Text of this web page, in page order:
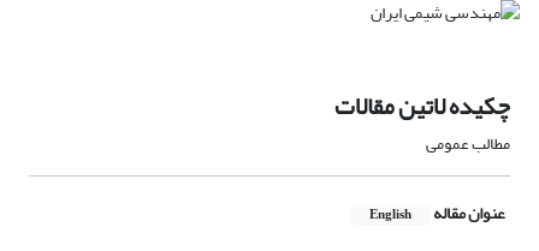
چکیده لاتین مقالات
مطالب عمومی
عنوان مقاله English